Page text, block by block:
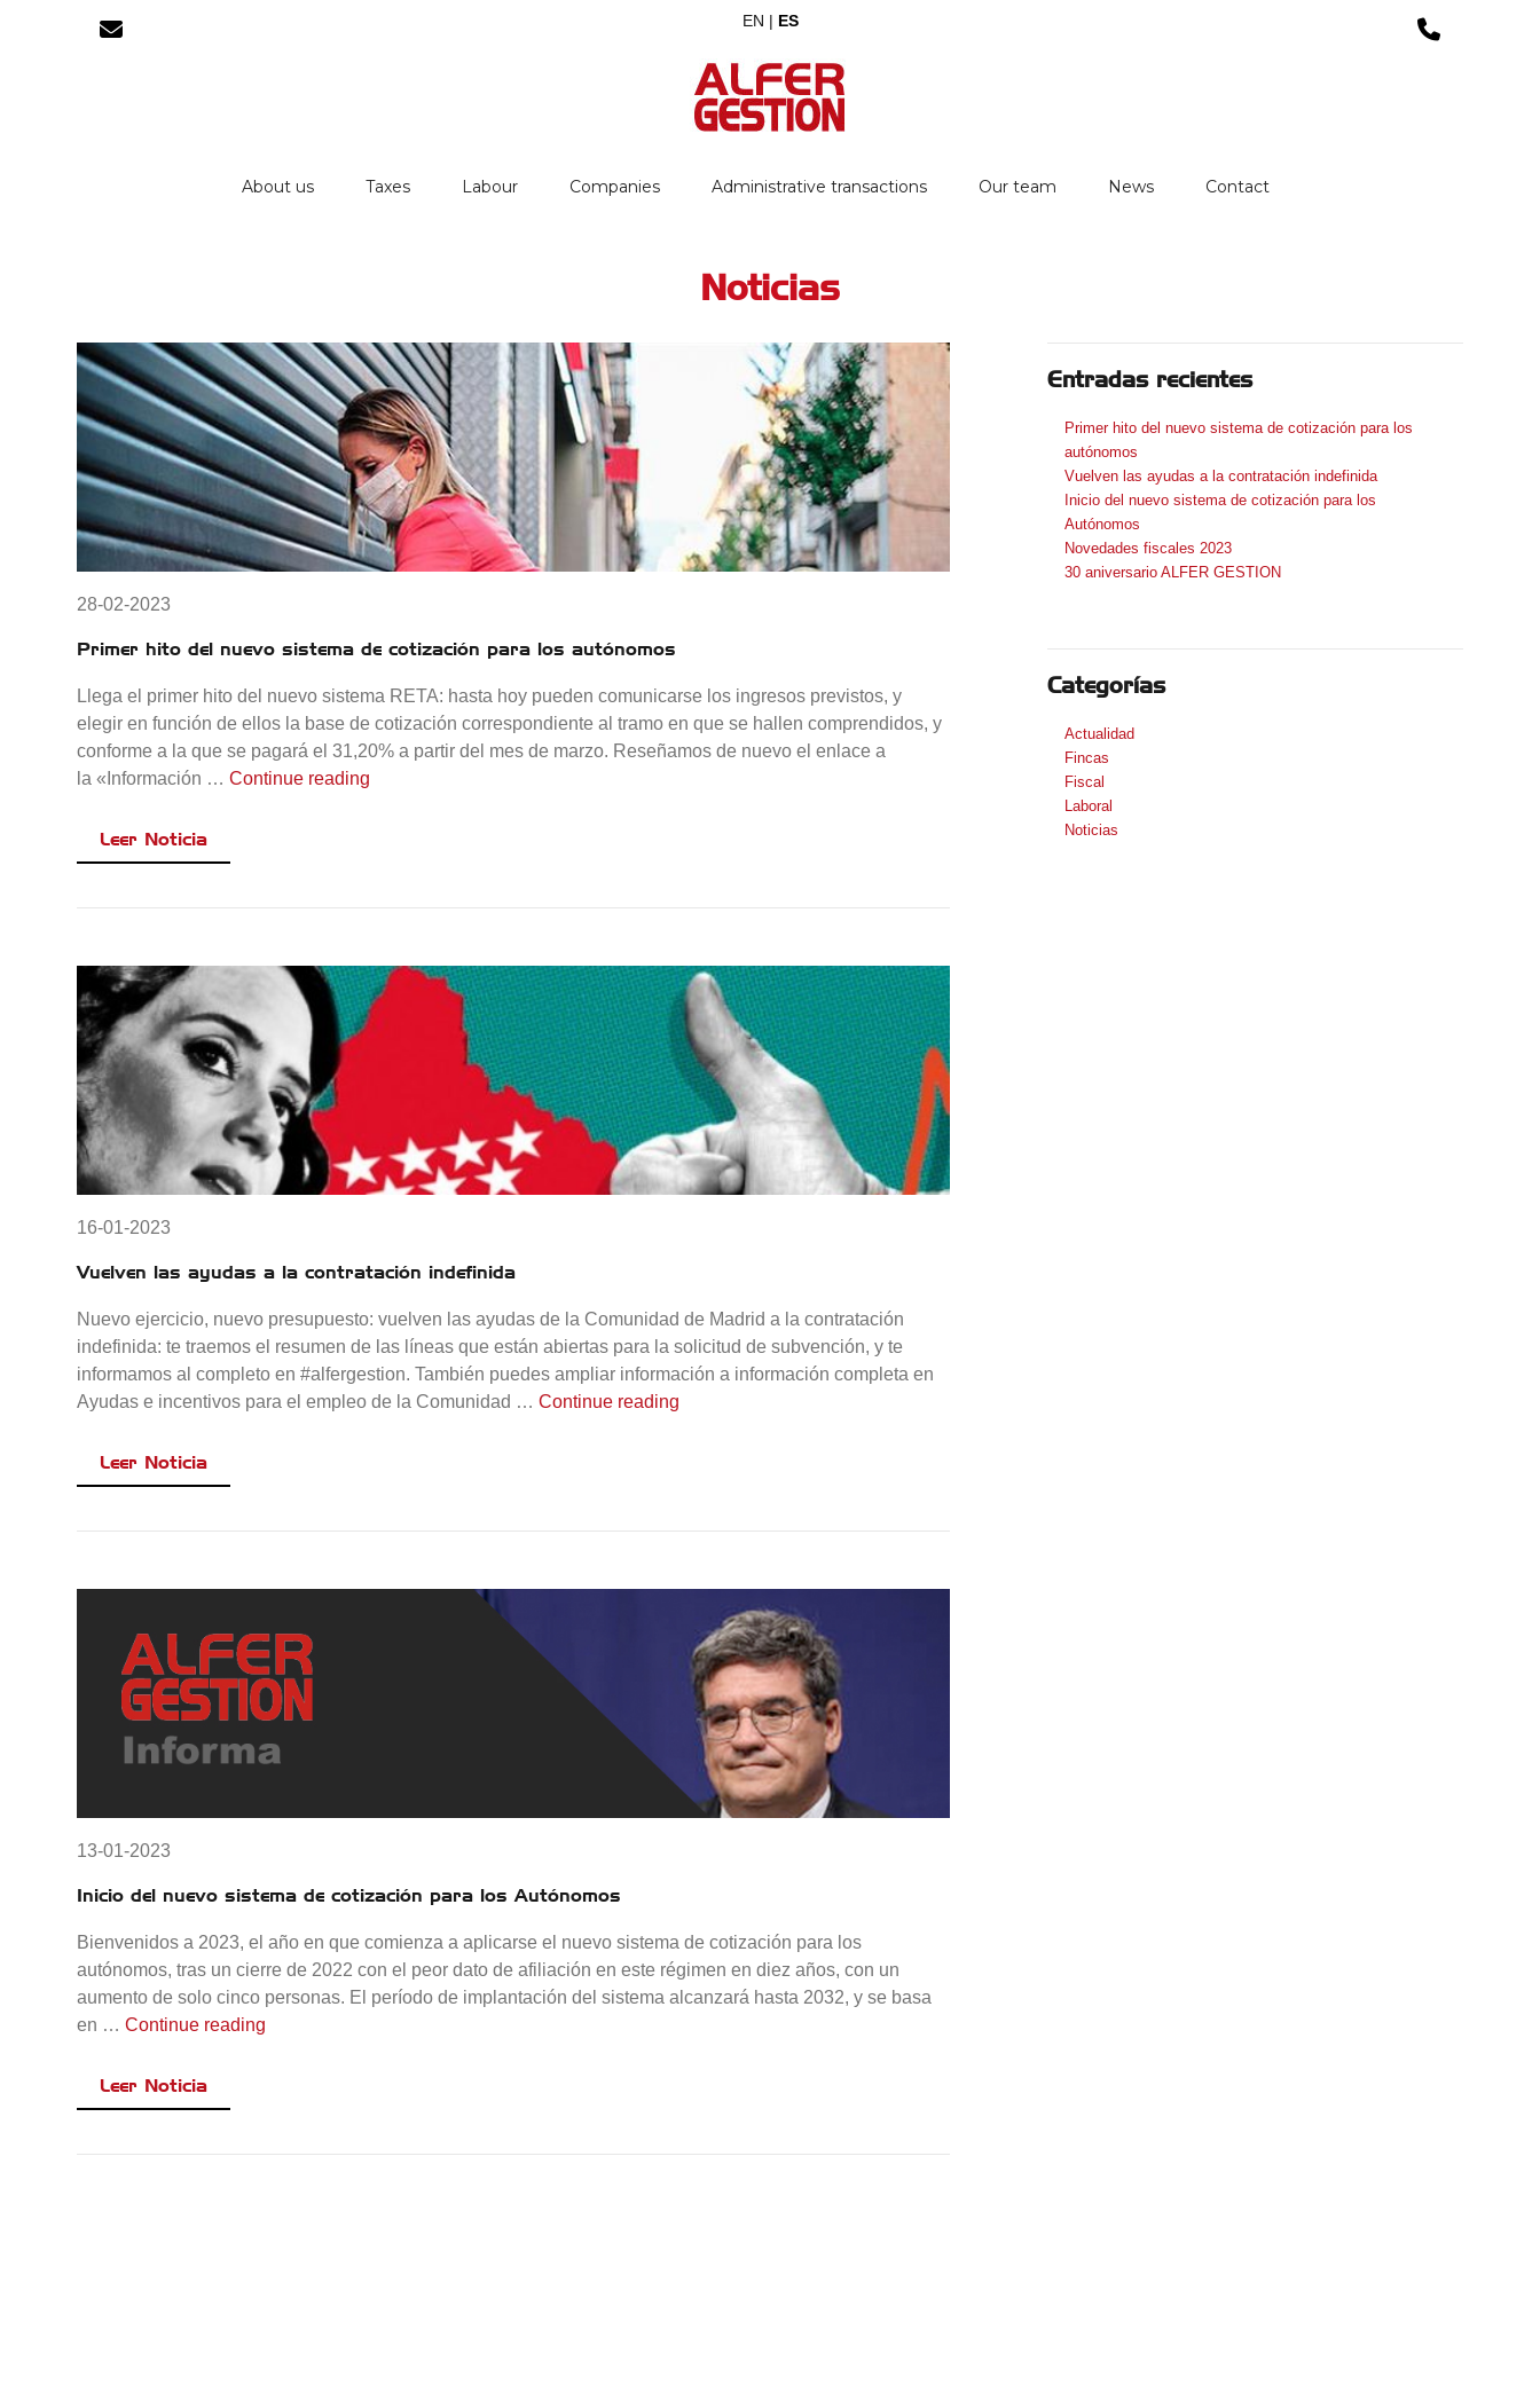
EN | ES
About us Taxes Labour Companies Administrative transactions Our team News Contact
Noticias
28-02-2023
Primer hito del nuevo sistema de cotización para los autónomos
Llega el primer hito del nuevo sistema RETA: hasta hoy pueden comunicarse los ingresos previstos, y
elegir en función de ellos la base de cotización correspondiente al tramo en que se hallen comprendidos, y
conforme a la que se pagará el 31,20% a partir del mes de marzo. Reseñamos de nuevo el enlace a
la «Información …Continue reading
Leer Noticia
16-01-2023
Vuelven las ayudas a la contratación indefinida
Nuevo ejercicio, nuevo presupuesto: vuelven las ayudas de la Comunidad de Madrid a la contratación
indefinida: te traemos el resumen de las líneas que están abiertas para la solicitud de subvención, y te
informamos al completo en #alfergestion. También puedes ampliar información a información completa en
Ayudas e incentivos para el empleo de la Comunidad …Continue reading
Leer Noticia
13-01-2023
Inicio del nuevo sistema de cotización para los Autónomos
Bienvenidos a 2023, el año en que comienza a aplicarse el nuevo sistema de cotización para los
autónomos, tras un cierre de 2022 con el peor dato de afiliación en este régimen en diez años, con un
aumento de solo cinco personas. El período de implantación del sistema alcanzará hasta 2032, y se basa
en …Continue reading
Leer Noticia
Entradas recientes
Primer hito del nuevo sistema de cotización para los
autónomos
Vuelven las ayudas a la contratación indefinida
Inicio del nuevo sistema de cotización para los
Autónomos
Novedades fiscales 2023
30 aniversario ALFER GESTION
Categorías
Actualidad
Fincas
Fiscal
Laboral
Noticias